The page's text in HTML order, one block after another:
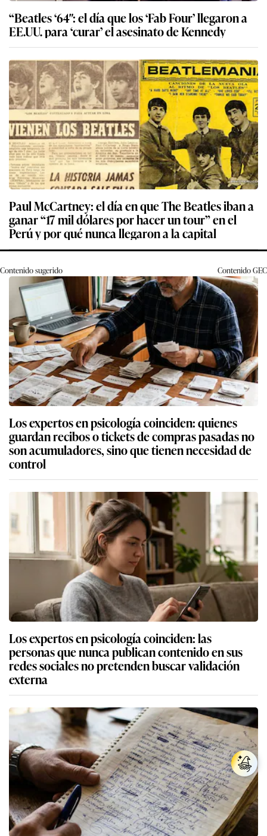
“Beatles ‘64″: el día que los ‘Fab Four’ llegaron a
EE.UU. para ‘curar’ el asesinato de Kennedy
Paul McCartney: el día en que The Beatles iban a
ganar “17 mil dólares por hacer un tour” en el
Perú y por qué nunca llegaron a la capital
Contenido sugerido ContenidoGEC
Los expertos en psicología coinciden: quienes
guardan recibos o tickets de compras pasadas no
son acumuladores, sino que tienen necesidad de
control
Los expertos en psicología coinciden: las
personas que nunca publican contenido en sus
redes sociales no pretenden buscar validación
externa